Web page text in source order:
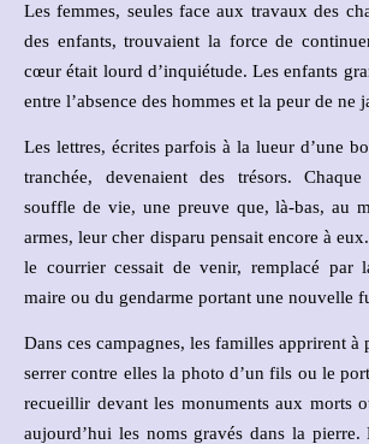
Les femmes, seules face aux travaux des
des enfants, trouvaient la force de
cœur était lourd d’inquiétude. Les enfants
entre l’absence des hommes et la peur de ne
Les lettres, écrites parfois à la lueur d’une
tranchée, devenaient des trésors.
souffle de vie, une preuve que, là-bas, au
armes, leur cher disparu pensait encore à
le courrier cessait de venir, remplacé par
maire ou du gendarme portant une nouvelle
Dans ces campagnes, les familles apprirent à
serrer contre elles la photo d’un fils ou le
recueillir devant les monuments aux morts
aujourd’hui les noms gravés dans la pierre.